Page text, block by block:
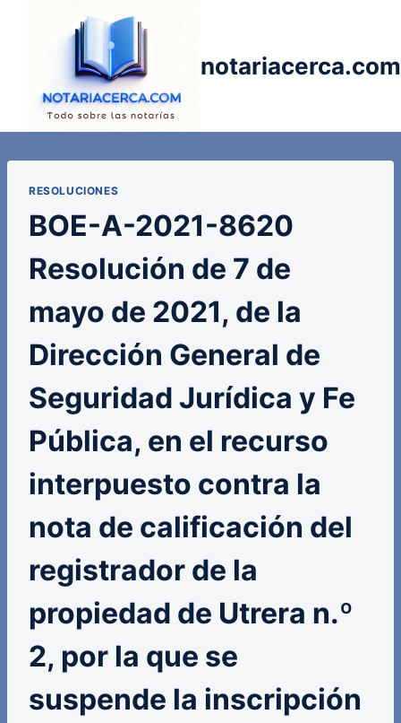
notariacerca.com
RESOLUCIONES
BOE-A-2021-8620
Resolución de 7 de
mayo de 2021, de la
Dirección General de
Seguridad Jurídica y Fe
Pública, en el recurso
interpuesto contra la
nota de calificación del
registrador de la
propiedad de Utrera n.º
2, por la que se
suspende la inscripción